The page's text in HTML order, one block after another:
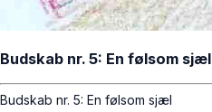
Budskab nr. 5: En følsom sjæl
Budskab nr. 5: En følsom sjæl